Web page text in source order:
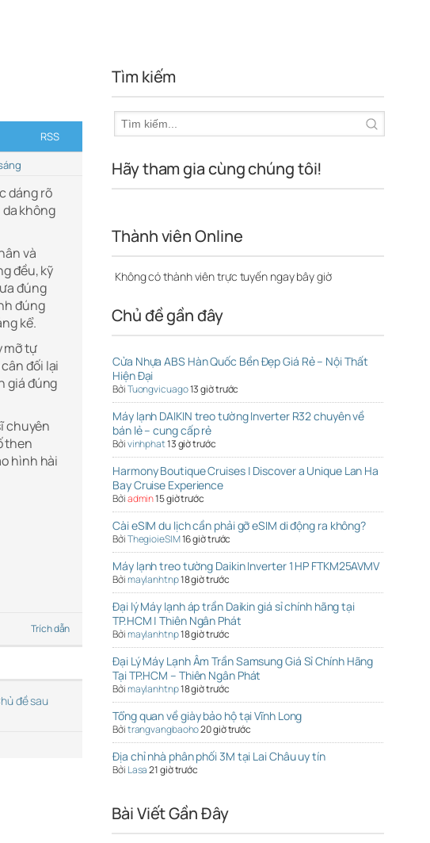
RSS
dáng rõ
da không
và
đều, kỹ
đúng
đúng
kể.
mỡ tự
đối lại
giá đúng
chuyên
then
hình hài
Trích dẫn
đề sau
Tìm kiếm
Hãy tham gia cùng chúng tôi!
Thành viên Online
Không có thành viên trực tuyến ngay bây giờ
Chủ đề gần đây
Cửa Nhựa ABS Hàn Quốc Bền Đẹp Giá Rẻ – Nội Thất
Hiện Đại
BởiTuongvicuago13 giờ trước
Máy lạnh DAIKIN treo tường Inverter R32 chuyên về
bán lẻ – cung cấp rẻ
Bởivinhphat13 giờ trước
Harmony Boutique Cruises | Discover a Unique Lan Ha
Bay Cruise Experience
Bởiadmin15 giờ trước
Cài eSIM du lịch cần phải gỡ eSIM di động ra không?
BởiThegioieSIM16 giờ trước
Máy lạnh treo tường Daikin Inverter 1 HP FTKM25AVMV
Bởimaylanhtnp18 giờ trước
Đại lý Máy lạnh áp trần Daikin giá sỉ chính hãng tại
TP.HCM | Thiên Ngân Phát
Bởimaylanhtnp18 giờ trước
Đại Lý Máy Lạnh Âm Trần Samsung Giá Sỉ Chính Hãng
Tại TP.HCM – Thiên Ngân Phát
Bởimaylanhtnp18 giờ trước
Tổng quan về giày bảo hộ tại Vĩnh Long
Bởitrangvangbaoho20 giờ trước
Địa chỉ nhà phân phối 3M tại Lai Châu uy tín
Bởi Lasa21 giờ trước
Bài Viết Gần Đây